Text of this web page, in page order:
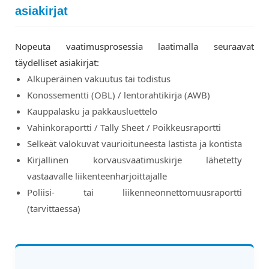
asiakirjat
Nopeuta vaatimusprosessia laatimalla seuraavat
täydelliset asiakirjat:
Alkuperäinen vakuutus tai todistus
Konossementti (OBL) / lentorahtikirja (AWB)
Kauppalasku ja pakkausluettelo
Vahinkoraportti / Tally Sheet / Poikkeusraportti
Selkeät valokuvat vaurioituneesta lastista ja kontista
Kirjallinen korvausvaatimuskirje lähetetty
vastaavalle liikenteenharjoittajalle
Poliisi- tai liikenneonnettomuusraportti
(tarvittaessa)